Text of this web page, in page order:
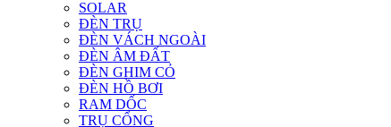
SOLAR
ĐÈN TRỤ
ĐÈN VÁCH NGOÀI
ĐÈN ÂM ĐẤT
ĐÈN GHIM CỎ
ĐÈN HỒ BƠI
RAM DỐC
TRỤ CỔNG